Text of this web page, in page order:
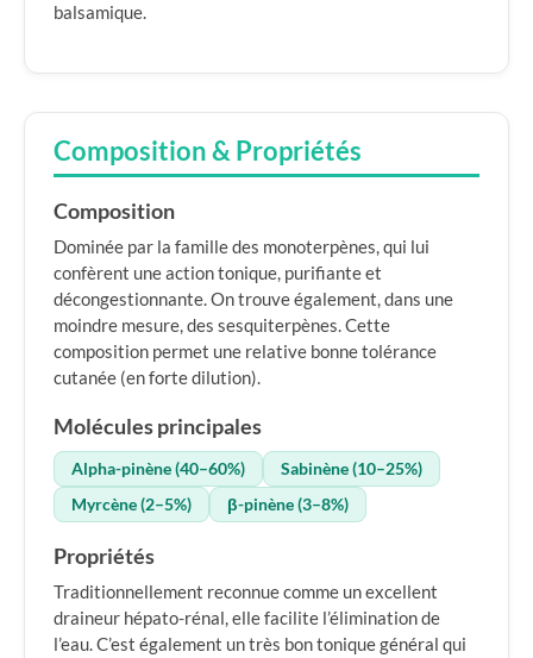
balsamique.
Composition & Propriétés
Composition
Dominée par la famille des monoterpènes, qui lui
confèrent une action tonique, purifiante et
décongestionnante. On trouve également, dans une
moindre mesure, des sesquiterpènes. Cette
composition permet une relative bonne tolérance
cutanée (en forte dilution).
Molécules principales
Alpha-pinène (40–60%)
Sabinène (10–25%)
Myrcène (2–5%)
β-pinène (3–8%)
Propriétés
Traditionnellement reconnue comme un excellent
draineur hépato-rénal, elle facilite l’élimination de
l’eau. C’est également un très bon tonique général qui